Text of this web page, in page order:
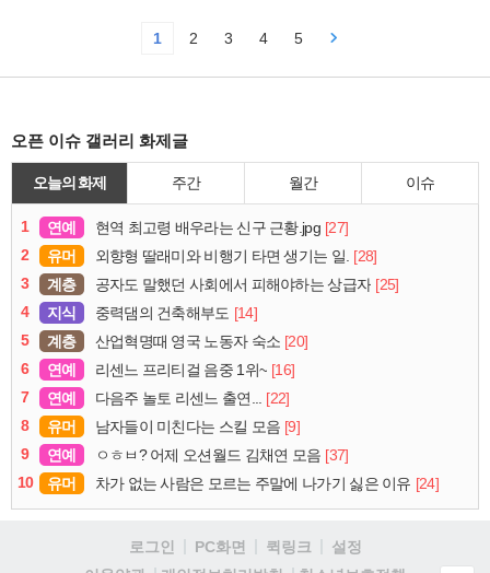
1 2 3 4 5
오픈 이슈 갤러리 화제글
오늘의 화제 주간 월간 이슈
1 연예 현역 최고령 배우라는 신구 근황.jpg [27]
2
유머 외향형 딸래미와 비행기 타면 생기는 일. [28]
3
계층 공자도 말했던 사회에서 피해야하는 상급자 [25]
4
지식 중력댐의 건축해부도 [14]
5
계층 산업혁명때 영국 노동자 숙소 [20]
6
연예 리센느 프리티걸 음중 1위~ [16]
7
연예 다음주 놀토 리센느 출연... [22]
8
유머 남자들이 미친다는 스킬 모음 [9]
9
연예 ㅇㅎㅂ? 어제 오션월드 김채연 모음 [37]
10
유머 차가 없는 사람은 모르는 주말에 나가기 싫은 이유 [24]
로그인 PC화면 퀵링크
설정